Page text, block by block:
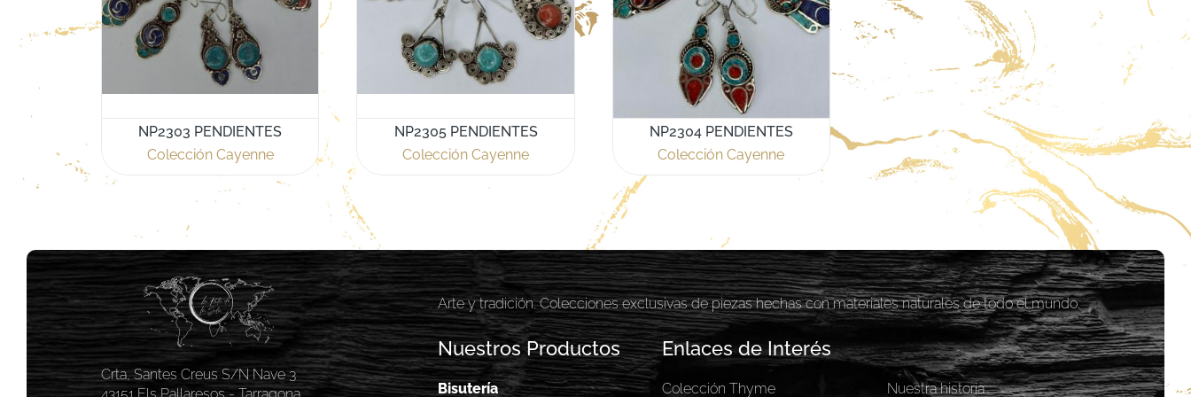
NP2303 PENDIENTES
Colección Cayenne
NP2305 PENDIENTES
Colección Cayenne
NP2304 PENDIENTES
Colección Cayenne
Crta, Santes Creus S/N Nave 3
Arte y tradición. Colecciones exclusivas de piezas hechas con materiales naturales de todo el mundo.
Nuestros Productos
Bisutería
Enlaces de Interés
Colección Thyme Nuestra historia